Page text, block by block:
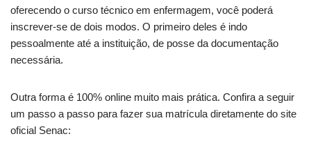
oferecendo o curso técnico em enfermagem, você poderá
inscrever-se de dois modos. O primeiro deles é indo
pessoalmente até a instituição, de posse da documentação
necessária.
Outra forma é 100% online muito mais prática. Confira a seguir
um passo a passo para fazer sua matrícula diretamente do site
oficial Senac: